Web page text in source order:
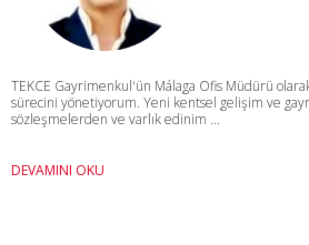
TEKCE Gayrimenkul'ün Málaga Ofis Müdürü
sürecini yönetiyorum. Yeni kentsel gelişim ve
sözleşmelerden ve varlık edinim ...
DEVAMINI OKU